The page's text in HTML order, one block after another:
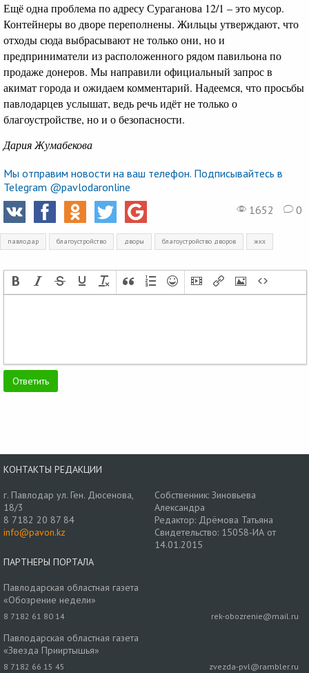
Ещё одна проблема по адресу Сураганова 12/1 – это мусор.
Контейнеры во дворе переполнены. Жильцы утверждают, что
отходы сюда выбрасывают не только они, но и
предприниматели из расположенного рядом павильона по
продаже донеров. Мы направили официальный запрос в
акимат города и ожидаем комментарий. Надеемся, что просьбы
павлодарцев услышат, ведь речь идёт не только о
благоустройстве, но и о безопасности.
Дария Жумабекова
Мы отправим новости на ваш телефон. Подписывайтесь в
Telegram @pavlodaronline
1652
0
павлодар благоустройство дворы благоустройство дворов жкх
КОНТАКТЫ РЕДАКЦИИ
г. Павлодар ул. Ген. Дюсенова,
18/3
8 7182 20 87 84
info@pavon.kz
Собственник: Зиновьева
Александра
Редактор: Дрёмова Татьяна
Свидетельство: 15058-ИА от
14.01.2015
ПАРТНЕРЫ ПОРТАЛА
Павлодарская областная газета
«Обозрение недели»
8 7182 61 80 14 rek-obozrenie@mail.ru
Павлодарская областная газета
«Звезда Прииртышья»
8 7182 66 15 45 zvezda-pvl@rambler.ru